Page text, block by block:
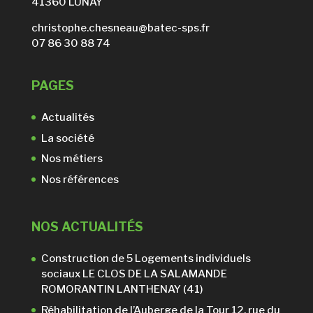
christophe.chesneau@batec-sps.fr
07 86 30 88 74
PAGES
Actualités
La société
Nos métiers
Nos références
NOS ACTUALITÉS
Construction de 5 Logements individuels
sociaux LE CLOS DE LA SALAMANDE
ROMORANTIN LANTHENAY (41)
Réhabilitation de l’Auberge de la Tour 12, rue du